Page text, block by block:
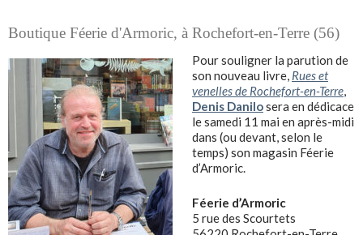
Boutique Féerie d'Armoric, à Rochefort-en-Terre (56)
Pour souligner la parution de
son nouveau livre, Rues et
venelles de Rochefort-en-Terre,
Denis Danilosera en dédicace
le samedi 11 mai en après-midi
dans (ou devant, selon le
temps) son magasin Féerie
d’Armoric.
Féerie d’Armoric
5 rue des Scourtets